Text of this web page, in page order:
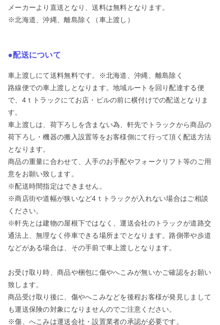
メーカーより直送となり、送料は無料となります。
※北海道、沖縄、離島除く（車上渡し）
●配送について
車上渡しにて送料無料です。※北海道、沖縄、離島除く
路線便での車上渡しとなります。地域ルートを回り配達する便
で、4ｔトラックにてお店・ビルの前に横付けでの配送となりま
す。
車上渡しは、荷下ろしを含まない為、軒先でトラックから商品の
荷下ろし・機器の搬入設置等をお客様側にて行って頂く配送方法
となります。
商品の重量に合わせて、人手のお手配やフォークリフト等のご用
意をお願い致します。
※配送時間指定はできません。
※商店街や道幅が狭いなど4ｔトラックが入れない場合はご相談
ください。
※軒先とは建物の屋根下ではなく、運送会社のトラックが道路交
通法上、無理なく停車できる場所までとなります。路側帯や歩道
などがある場合は、その手前で車上渡しとなります。
お受け取り時、商品や梱包に傷やへこみが無いかご確認をお願い
致します。
商品受け取り後に、傷やへこみなどを後程お客様が発見しまして
も運送保険の対象になりませんのでご注意ください。
※傷、へこみは運送会社・設置業者の承認が必要です。